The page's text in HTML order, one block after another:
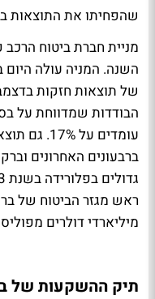
שהפחיתו את התוצאות ב-2022 ו-
של תוצאות חזקות
הבודדות שמדווחת על
ברבעונים האחרונים
ראש מגזר הביטוח של
מיליארדי דולרים
תיק ההשקעות של